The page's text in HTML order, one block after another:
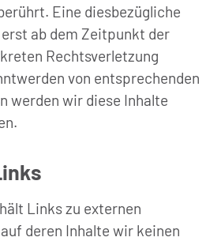
Eine diesbezügliche
ab dem Zeitpunkt der
Rechtsverletzung
von entsprechenden
werden wir diese Inhalte
Links zu externen
deren Inhalte wir keinen